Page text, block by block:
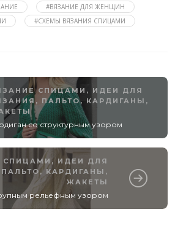
#ВЯЗАНИЕ ДЛЯ ЖЕНЩИН
#СХЕМЫ ВЯЗАНИЯ СПИЦАМИ
СПИЦАМИ , ИДЕИ ДЛЯ
, ПАЛЬТО, КАРДИГАНЫ,
со структурным узором
СПИЦАМИ , ИДЕИ ДЛЯ
ПАЛЬТО, КАРДИГАНЫ,
ЖАКЕТЫ
рельефным узором